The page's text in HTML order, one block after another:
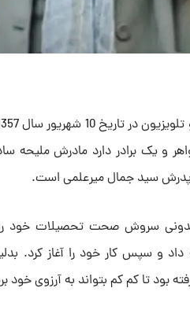
و یک برادر دارد مادرش ملیحه
سروش صحت تحصیلات خود
داد و سپس کار خود را آغاز کرد.
بود تا کم کم بتواند به آرزوی خود